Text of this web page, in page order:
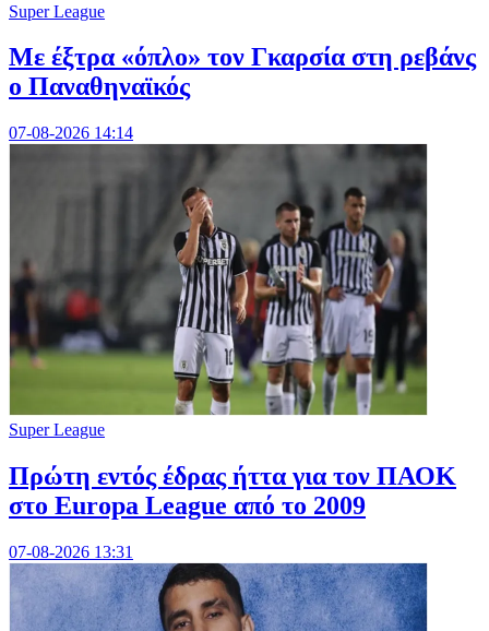
Super League
Mε έξτρα «όπλο» τον Γκαρσία στη ρεβάνς
ο Παναθηναϊκός
07-08-2026 14:14
Super League
Πρώτη εντός έδρας ήττα για τον ΠΑΟΚ
στο Europa League από το 2009
07-08-2026 13:31